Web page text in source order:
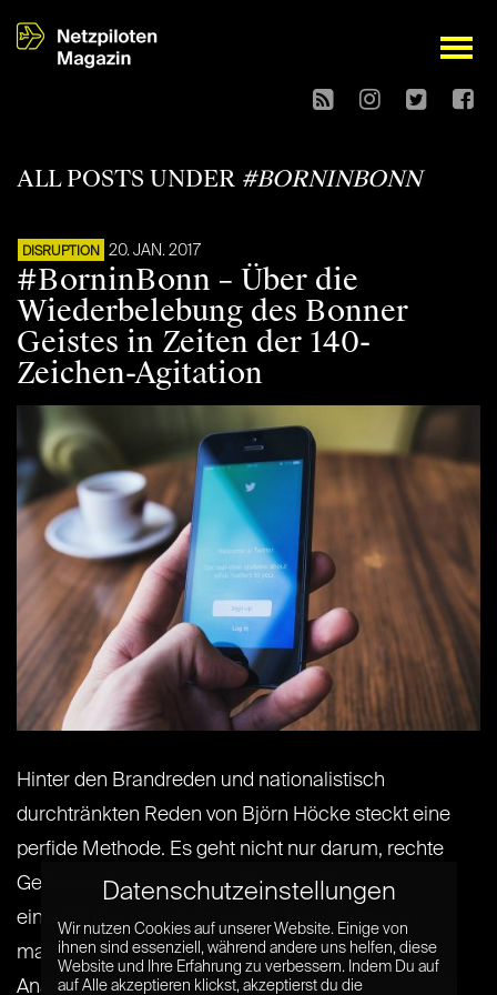
open
ALL POSTS UNDER #BORNINBONN
DISRUPTION 20. JAN. 2017
#BorninBonn – Über die
Wiederbelebung des Bonner
Geistes in Zeiten der 140-
Zeichen-Agitation
Hinter den Brandreden und nationalistisch
durchtränkten Reden von Björn Höcke steckt eine
perfide Methode. Es geht nicht nur darum, rechte
Gedankenbilder in den politischen Diskurs
einzuführen, ohne sich juristisch angreifbar zu
machen, schreibt die Zeit in einer lesenswerten
Analyse: „Das Ziel ist Überwältigung. Systematisch
Datenschutzeinstellungen
Wir nutzen Cookies auf unserer Website. Einige von
ihnen sind essenziell, während andere uns helfen, diese
Website und Ihre Erfahrung zu verbessern. Indem Du auf
auf Alle akzeptieren klickst, akzeptierst du die